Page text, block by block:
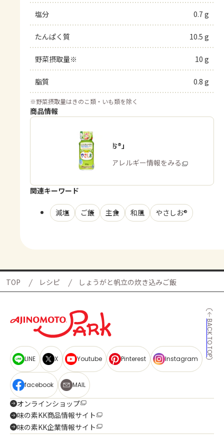
塩分 0.7 g
たんぱく質 10.5 g
野菜摂取量※ 10 g
脂質 0.8 g
※野菜摂取量はきのこ類・いも類を除く
商品情報
「やさしお®」
商品・アレルギー情報をみる
関連キーワード
減塩 ご飯 主食 和風 やさしお®
TOP レシピ しょうがと帆立の炊き込みご飯
BACK TO TOP
LINE X Youtube Pinterest Instagram
facebook MAIL
オンラインショップ
味の素KK商品情報サイト
味の素KK企業情報サイト